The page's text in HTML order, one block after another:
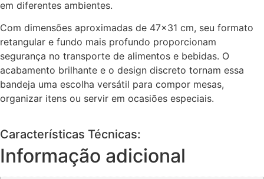
em diferentes ambientes.
Com dimensões aproximadas de 47×31 cm, seu formato
retangular e fundo mais profundo proporcionam
segurança no transporte de alimentos e bebidas. O
acabamento brilhante e o design discreto tornam essa
bandeja uma escolha versátil para compor mesas,
organizar itens ou servir em ocasiões especiais.
Características Técnicas:
Informação adicional